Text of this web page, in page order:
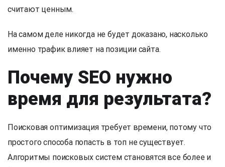
считают ценным.
На самом деле никогда не будет доказано, насколько
именно трафик влияет на позиции сайта.
Почему SEO нужно
время для результата?
Поисковая оптимизация требует времени, потому что
простого способа попасть в топ не существует.
Алгоритмы поисковых систем становятся все более и